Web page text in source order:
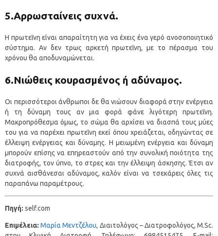
5.Αρρωσταίνεις συχνά.
Η πρωτεΐνη είναι απαραίτητη για να έχεις ένα γερό ανοσοποιητικό
σύστημα. Αν δεν τρως αρκετή πρωτεΐνη, με το πέρασμα του
χρόνου θα αποδυναμώνεται.
6.Νιώθεις κουρασμένος ή αδύναμος.
Οι περισσότεροι άνθρωποι δε θα νιώσουν διαφορά στην ενέργεια
ή τη δύναμη τους αν μια φορά φάνε λιγότερη πρωτεΐνη.
Μακροπρόθεσμα όμως, το σώμα θα αρχίσει να διασπά τους μύες
του για να παρέχει πρωτεΐνη εκεί όπου χρειάζεται, οδηγώντας σε
έλλειψη ενέργειας και δύναμης. Η μειωμένη ενέργεια και δύναμη
μπορούν επίσης να επηρεαστούν από την συνολική ποιότητα της
διατροφής, τον ύπνο, το στρες και την έλλειψη άσκησης. Έτσι αν
συχνά αισθάνεσαι αδύναμος, καλόν είναι να τσεκάρεις όλες τις
παραπάνω παραμέτρους.
Πηγή: self.com
Επιμέλεια: Μαρία Μεντζέλου, Διαιτολόγος – Διατροφολόγος, M.Sc.